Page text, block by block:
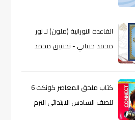
القاعدة النورانية (ملون) لـ نور
محمد حقاني - تحقيق محمد
كتاب ملحق المعاصر كونكت 6
للصف السادس الابتدائى الترم